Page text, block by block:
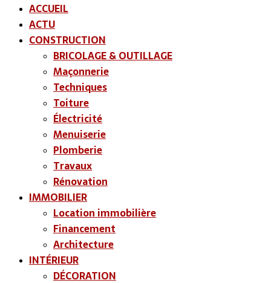
ACCUEIL
ACTU
CONSTRUCTION
BRICOLAGE & OUTILLAGE
Maçonnerie
Techniques
Toiture
Électricité
Menuiserie
Plomberie
Travaux
Rénovation
IMMOBILIER
Location immobilière
Financement
Architecture
INTÉRIEUR
DÉCORATION